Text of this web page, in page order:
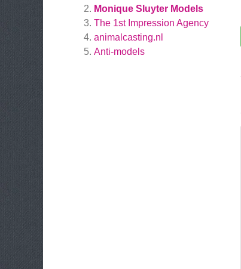
Monique Sluyter Models
The 1st Impression Agency
animalcasting.nl
Anti-models